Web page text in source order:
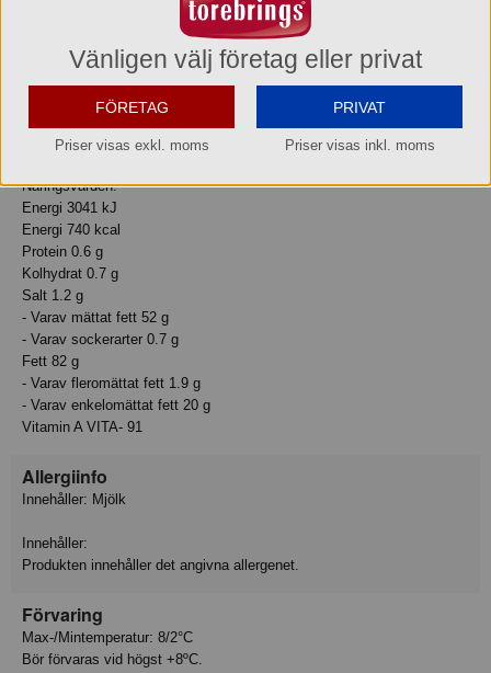
ingrediens.
Näringsvärde
Basmängdsdeklaration: 100 Gram
Näringsvärden:
Energi 3041 kJ
Energi 740 kcal
Protein 0.6 g
Kolhydrat 0.7 g
Salt 1.2 g
- Varav mättat fett 52 g
- Varav sockerarter 0.7 g
Fett 82 g
- Varav fleromättat fett 1.9 g
- Varav enkelomättat fett 20 g
Vitamin A VITA- 91
Allergiinfo
Innehåller: Mjölk
Innehåller:
Produkten innehåller det angivna allergenet.
Förvaring
Max-/Mintemperatur: 8/2°C
Bör förvaras vid högst +8ºC.
Vänligen välj företag eller privat
FÖRETAG
Priser visas exkl. moms
PRIVAT
Priser visas inkl. moms